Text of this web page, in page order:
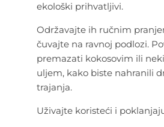
ekološki prihvatljivi.
Održavajte ih ručnim
čuvajte na ravnoj podlozi.
premazati kokosovim ili
uljem, kako biste nahranili
trajanja.
Uživajte koristeći i